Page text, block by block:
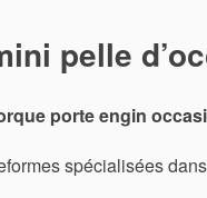
pelle
porte engin
spécialisées